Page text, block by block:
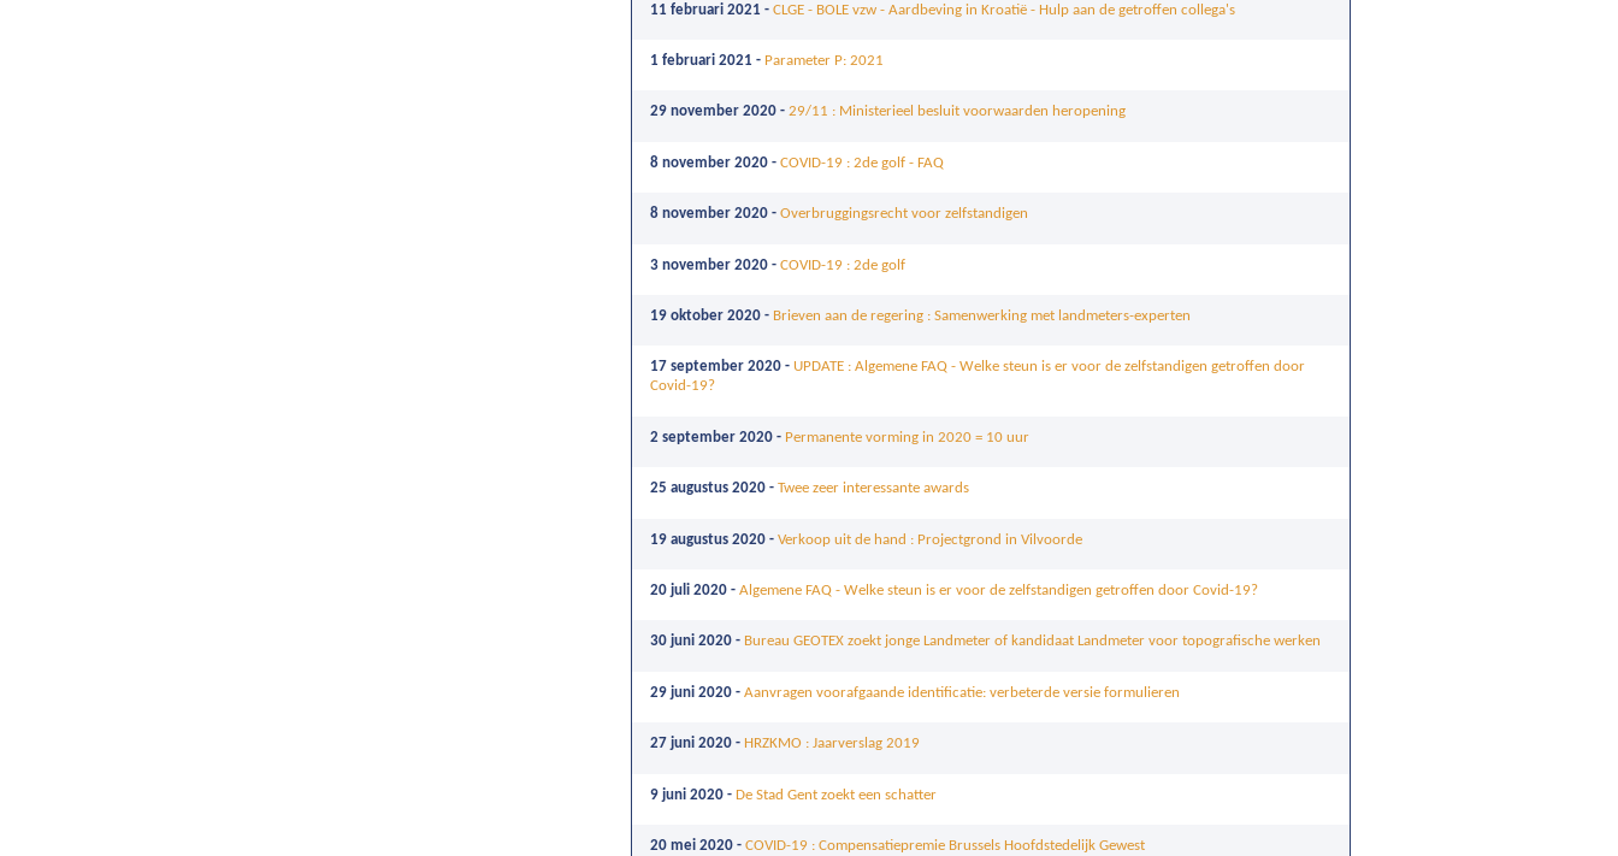
11 februari 2021 - CLGE - BOLE vzw - Aardbeving in Kroatië - Hulp aan de getroffen collega's
1 februari 2021 - Parameter P: 2021
29 november 2020 - 29/11 : Ministerieel besluit voorwaarden heropening
8 november 2020 - COVID-19 : 2de golf - FAQ
8 november 2020 - Overbruggingsrecht voor zelfstandigen
3 november 2020 - COVID-19 : 2de golf
19 oktober 2020 - Brieven aan de regering : Samenwerking met landmeters-experten
17 september 2020 - UPDATE : Algemene FAQ - Welke steun is er voor de zelfstandigen getroffen door
Covid-19?
2 september 2020 - Permanente vorming in 2020 = 10 uur
25 augustus 2020 - Twee zeer interessante awards
19 augustus 2020 - Verkoop uit de hand : Projectgrond in Vilvoorde
20 juli 2020 - Algemene FAQ - Welke steun is er voor de zelfstandigen getroffen door Covid-19?
30 juni 2020 - Bureau GEOTEX zoekt jonge Landmeter of kandidaat Landmeter voor topografische werken
29 juni 2020 - Aanvragen voorafgaande identificatie: verbeterde versie formulieren
27 juni 2020 - HRZKMO : Jaarverslag 2019
9 juni 2020 - De Stad Gent zoekt een schatter
20 mei 2020 - COVID-19 : Compensatiepremie Brussels Hoofdstedelijk Gewest